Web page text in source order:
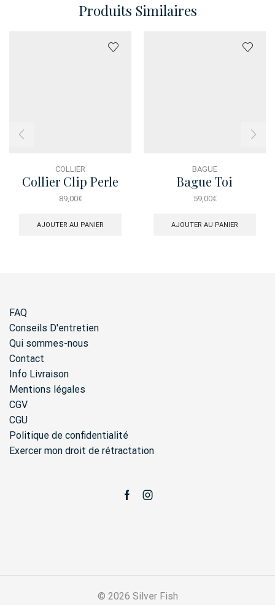
Produits Similaires
COLLIER
Collier Clip Perle
Brosse
89,00€
AJOUTER AU PANIER
BAGUE
Bague Toi
59,00€
AJOUTER AU PANIER
FAQ
Conseils D'entretien
Qui sommes-nous
Contact
Info Livraison
Mentions légales
CGV
CGU
Politique de confidentialité
Exercer mon droit de rétractation
FacebookInstagram
© 2026 Silver Fish